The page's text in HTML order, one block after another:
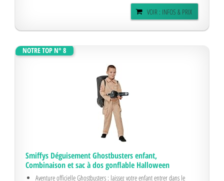
VOIR : INFOS & PRIX
NOTRE TOP N° 8
Smiffys Déguisement Ghostbusters enfant,
Combinaison et sac à dos gonflable Halloween
Aventure officielle Ghostbusters : laissez votre enfant entrer dans le